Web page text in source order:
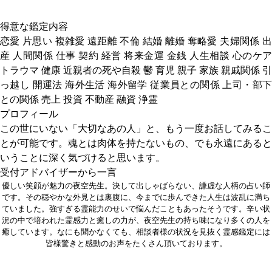
得意な鑑定内容
恋愛 片思い 複雑愛 遠距離 不倫 結婚 離婚 奪略愛 夫婦関係 出
産 人間関係 仕事 契約 経営 将来金運 金銭 人生相談 心のケア
トラウマ 健康 近親者の死や自殺 鬱 育児 親子 家族 親戚関係 引
っ越し 開運法 海外生活 海外留学 従業員との関係 上司・部下
との関係 売上 投資 不動産 融資 浄霊
プロフィール
この世にいない「大切なあの人」と、もう一度お話してみるこ
とが可能です。魂とは肉体を持たないもの、でも永遠にあると
いうことに深く気づけると思います。
受付アドバイザーから一言
優しい笑顔が魅力の夜空先生。決して出しゃばらない、謙虚な人柄の占い師
です。その穏やかな外見とは裏腹に、今までに歩んできた人生は波乱に満ち
ていました。強すぎる霊能力のせいで悩んだこともあったそうです。辛い状
況の中で培われた霊感力と癒しの力が、夜空先生の持ち味になり多くの人を
癒しています。なにも聞かなくても、相談者様の状況を見抜く霊感鑑定には
皆様驚きと感動のお声をたくさん頂いております。